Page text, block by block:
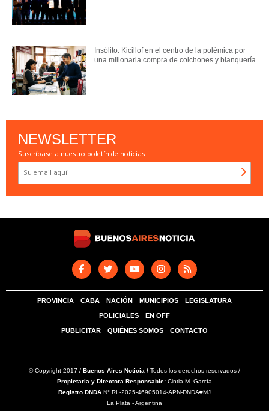
Insólito: Kicillof en el centro de la polémica por
una millonaria compra de colchones y blanquería
NEWSLETTER
Suscríbase a nuestro boletín de noticias
PROVINCIA CABA NACIÓN MUNICIPIOS LEGISLATURA
POLICIALES EN OFF
PUBLICITAR QUIÉNES SOMOS CONTACTO
© Copyright 2017 / Buenos Aires Noticia / Todos los derechos reservados /
Propietaria y Directora Responsable: Cintia M. García
Registro DNDA N° RL-2025-46905014-APN-DNDA#MJ
La Plata - Argentina